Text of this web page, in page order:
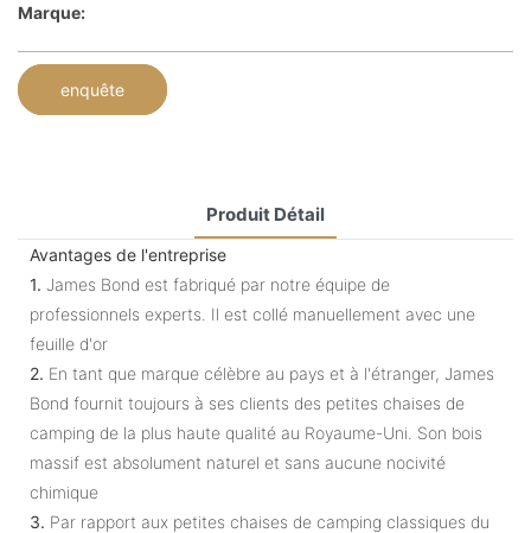
Marque:
enquête
Produit Détail
Avantages de l'entreprise
1. James Bond est fabriqué par notre équipe de
professionnels experts. Il est collé manuellement avec une
feuille d'or
2. En tant que marque célèbre au pays et à l'étranger, James
Bond fournit toujours à ses clients des petites chaises de
camping de la plus haute qualité au Royaume-Uni. Son bois
massif est absolument naturel et sans aucune nocivité
chimique
3. Par rapport aux petites chaises de camping classiques du